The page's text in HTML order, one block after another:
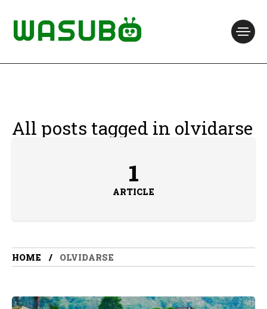
All posts tagged in olvidarse
1
ARTICLE
HOME OLVIDARSE